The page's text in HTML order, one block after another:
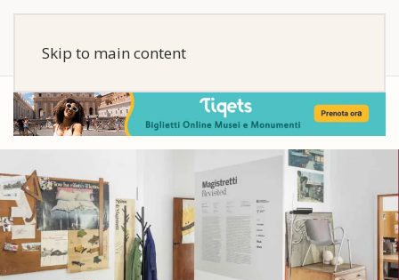
Skip to main content